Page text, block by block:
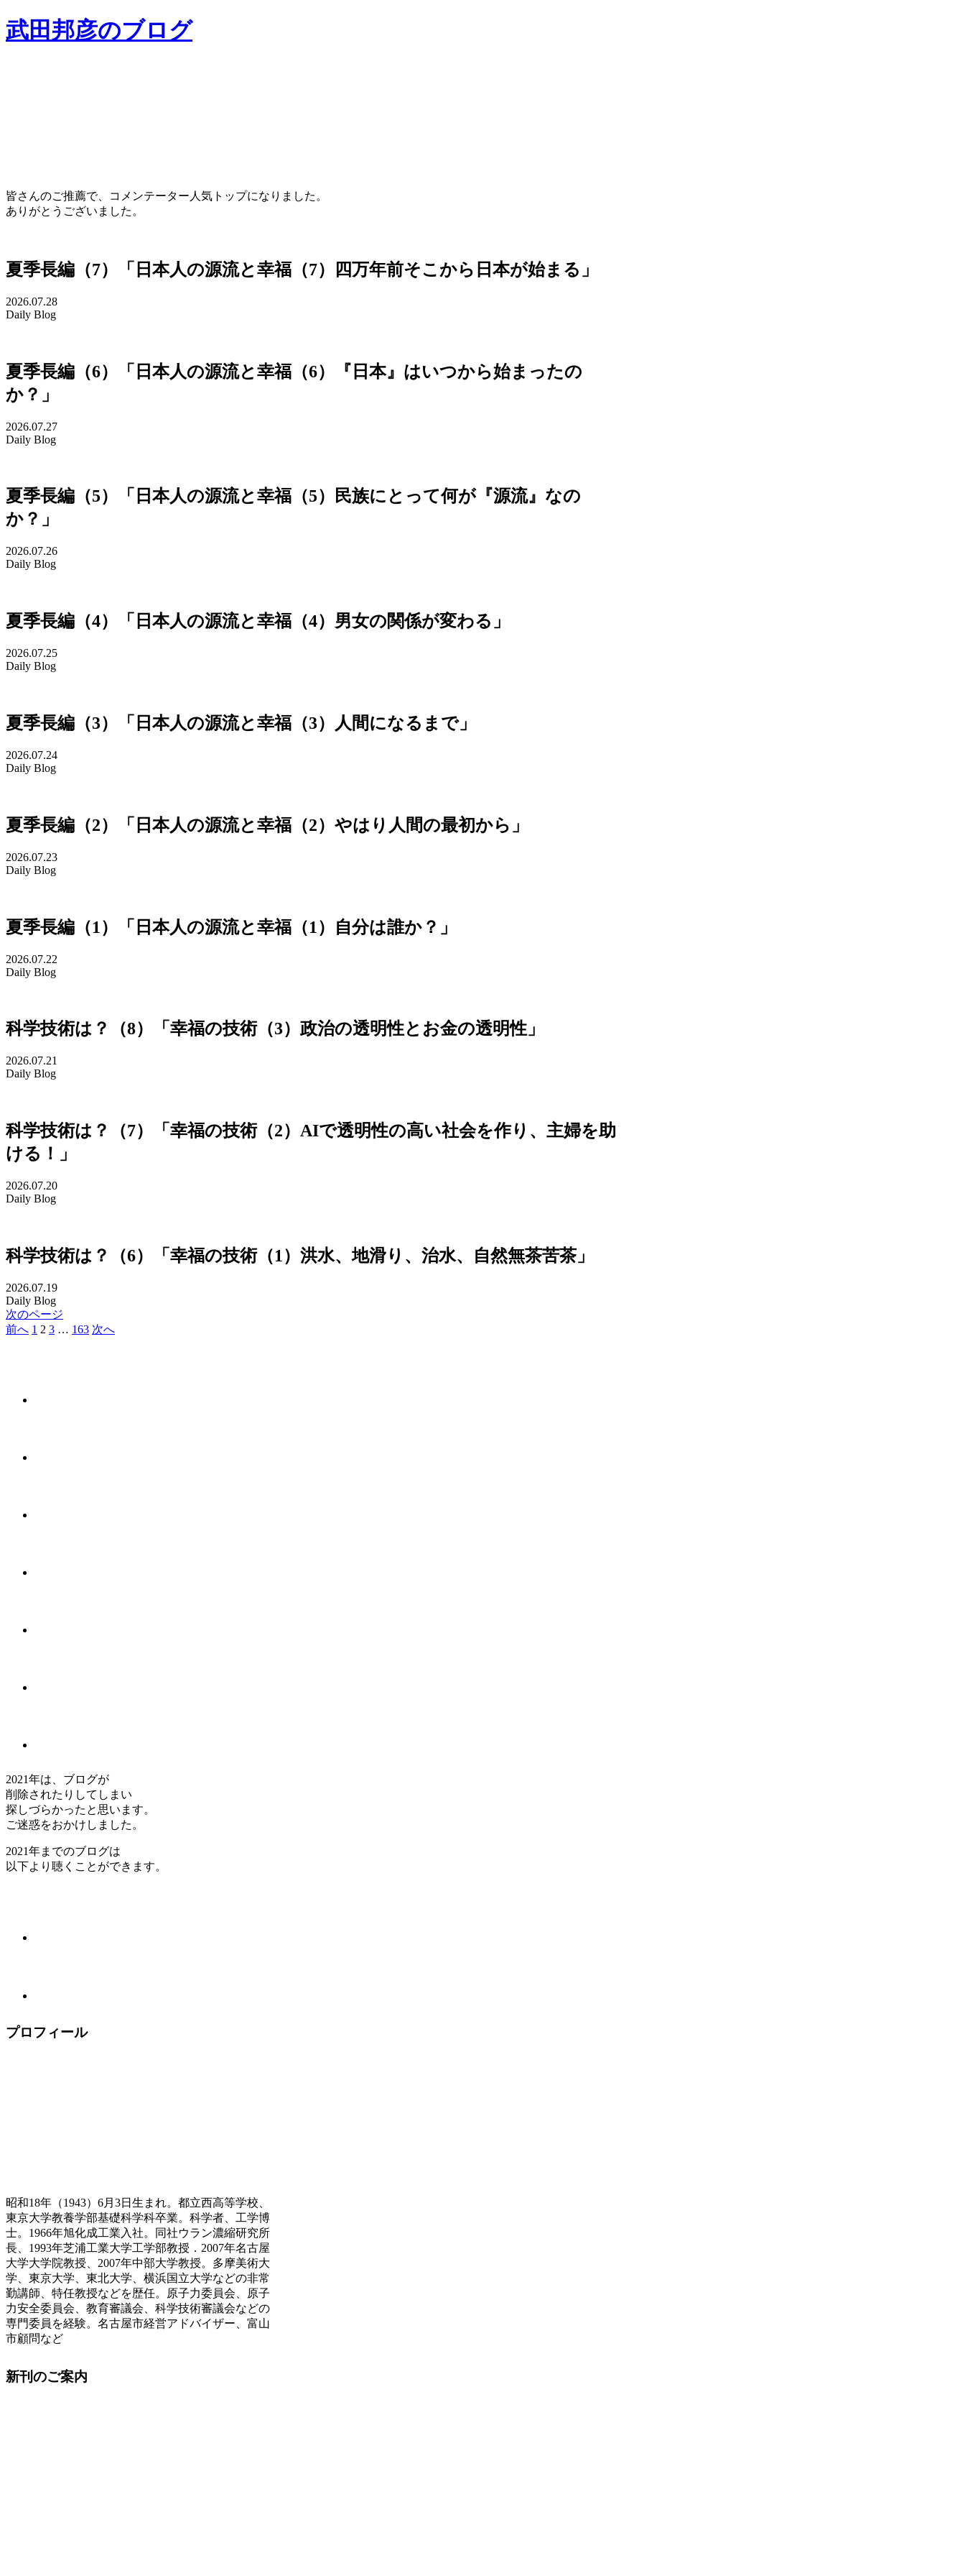
武田邦彦のブログ
皆さんのご推薦で、コメンテーター人気トップになりました。
ありがとうございました。
夏季長編（7）「日本人の源流と幸福（7）四万年前そこから日本が始まる」
2026.07.28
Daily Blog
夏季長編（6）「日本人の源流と幸福（6）『日本』はいつから始まったの
か？」
2026.07.27
Daily Blog
夏季長編（5）「日本人の源流と幸福（5）民族にとって何が『源流』なの
か？」
2026.07.26
Daily Blog
夏季長編（4）「日本人の源流と幸福（4）男女の関係が変わる」
2026.07.25
Daily Blog
夏季長編（3）「日本人の源流と幸福（3）人間になるまで」
2026.07.24
Daily Blog
夏季長編（2）「日本人の源流と幸福（2）やはり人間の最初から」
2026.07.23
Daily Blog
夏季長編（1）「日本人の源流と幸福（1）自分は誰か？」
2026.07.22
Daily Blog
科学技術は？（8）「幸福の技術（3）政治の透明性とお金の透明性」
2026.07.21
Daily Blog
科学技術は？（7）「幸福の技術（2）AIで透明性の高い社会を作り、主婦を助
ける！」
2026.07.20
Daily Blog
科学技術は？（6）「幸福の技術（1）洪水、地滑り、治水、自然無茶苦茶」
2026.07.19
Daily Blog
次のページ
前へ 1 2 3 … 163 次へ
2021年は、ブログが
削除されたりしてしまい
探しづらかったと思います。
ご迷惑をおかけしました。
2021年までのブログは
以下より聴くことができます。
プロフィール
昭和18年（1943）6月3日生まれ。都立西高等学校、
東京大学教養学部基礎科学科卒業。科学者、工学博
士。1966年旭化成工業入社。同社ウラン濃縮研究所
長、1993年芝浦工業大学工学部教授．2007年名古屋
大学大学院教授、2007年中部大学教授。多摩美術大
学、東京大学、東北大学、横浜国立大学などの非常
勤講師、特任教授などを歴任。原子力委員会、原子
力安全委員会、教育審議会、科学技術審議会などの
専門委員を経験。名古屋市経営アドバイザー、富山
市顧問など
新刊のご案内